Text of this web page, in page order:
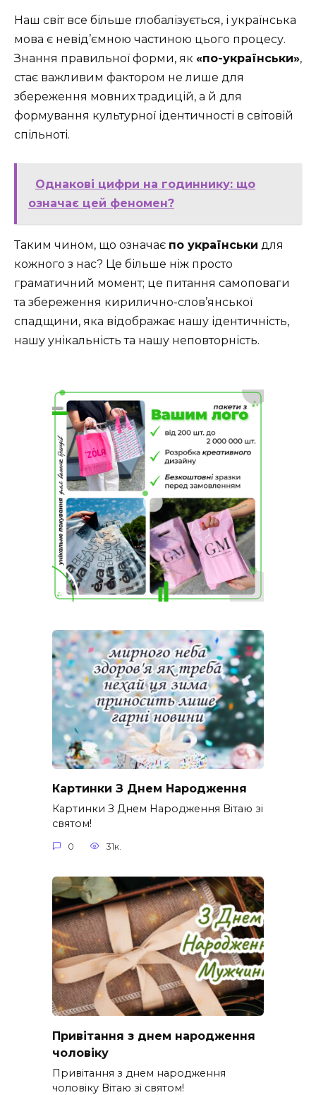
Наш світ все більше глобалізується, і українська
мова є невід’ємною частиною цього процесу.
Знання правильної форми, як «по-українськи»,
стає важливим фактором не лише для
збереження мовних традицій, а й для
формування культурної ідентичності в світовій
спільноті.
Однакові цифри на годиннику: що
означає цей феномен?
Таким чином, що означає по українськи для
кожного з нас? Це більше ніж просто
граматичний момент; це питання самоповаги
та збереження кирилично-слов’янської
спадщини, яка відображає нашу ідентичність,
нашу унікальність та нашу неповторність.
Картинки З Днем Народження
Картинки З Днем Народження Вітаю зі
святом!
0 31к.
Привітання з днем народження
чоловіку
Привітання з днем народження
чоловіку Вітаю зі святом!